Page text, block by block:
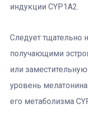
индукции CYP1A2.
Следует тщательно
получающими
или
уровень
его метаболизма